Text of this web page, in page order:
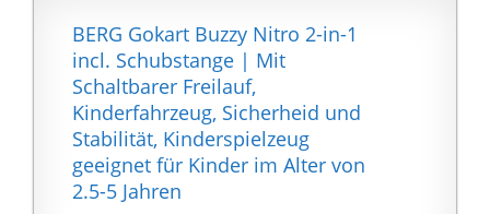
brandneuem, welches
verschleißfest und
formstabil ist. Durch
den großen Sitz, das
Federsystem und die 4
stoßdämpfenden
Es ist lang und stabil
genug, damit sowohl
ein Erwachsener als
auch ein Kind
gleichzeitig darauf
sitzen können
Langlebige
BERG Gokart Buzzy Nitro 2-in-1
incl. Schubstange | Mit
Schaltbarer Freilauf,
Kinderfahrzeug, Sicherheid und
Stabilität, Kinderspielzeug
geeignet für Kinder im Alter von
2.5-5 Jahren